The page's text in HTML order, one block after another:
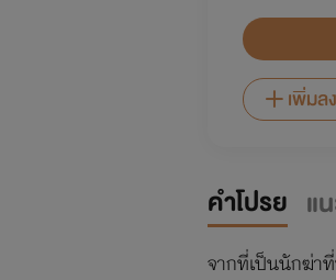
เพิ่มล
คำโปรย แ
จากที่เป็นนักฆ่า